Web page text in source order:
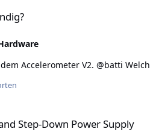
Step-Down Power Supply